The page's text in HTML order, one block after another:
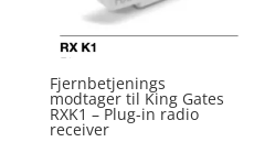
Fjernbetjenings
modtager til King Gates
RXK1 – Plug-in radio
receiver